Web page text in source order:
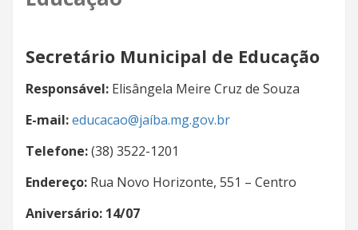
Secretário Municipal de Educação
Responsável: Elisângela Meire Cruz de Souza
E-mail:educacao@jaíba.mg.gov.br
Telefone:(38) 3522-1201
Endereço: Rua Novo Horizonte, 551 – Centro
Aniversário: 14/07